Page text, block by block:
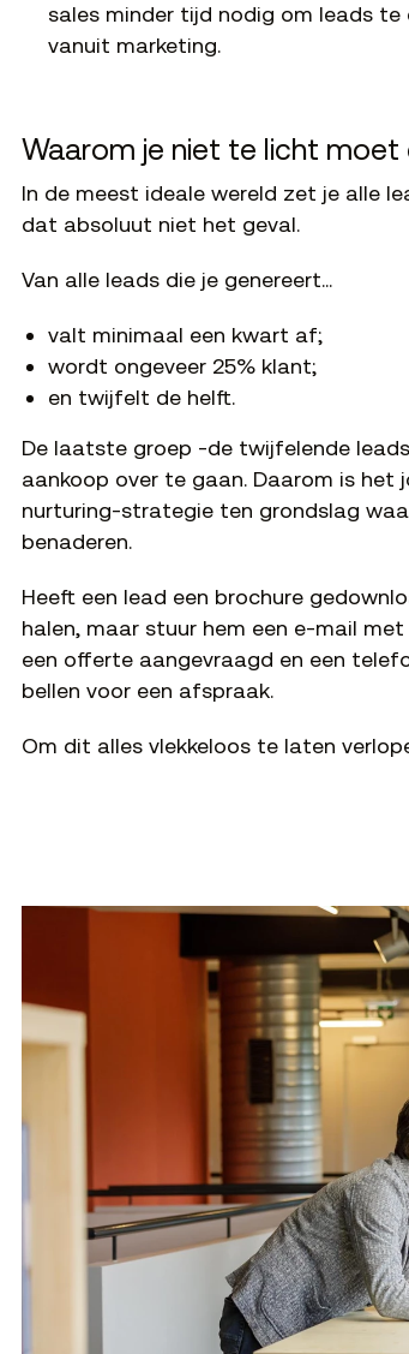
sales minder tijd nodig om leads
vanuit marketing.
Waarom je niet te licht moet
In de meest ideale wereld zet je alle
dat absoluut niet het geval.
Van alle leads die je genereert…
valt minimaal een kwart af;
wordt ongeveer 25% klant;
en twijfelt de helft.
De laatste groep -de twijfelende
aankoop over te gaan. Daarom is het
nurturing-strategie ten grondslag
benaderen.
Heeft een lead een brochure
halen, maar stuur hem een e-mail
een offerte aangevraagd en een
bellen voor een afspraak.
Om dit alles vlekkeloos te laten